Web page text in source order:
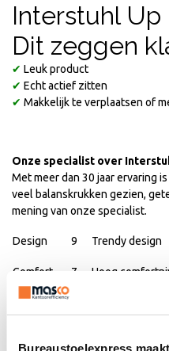
Bureaustoelexpress
Interstuhl Up
Dit zeggen
✔ Leuk product
✔ Echt actief zitten
✔ Makkelijk te verplaatsen of
Onze specialist over
Met meer dan 30 jaar ervaring
veel balanskrukken gezien,
mening van onze specialist.
Design 9 Trendy design
Comfort 7 Hoog
Gebruik